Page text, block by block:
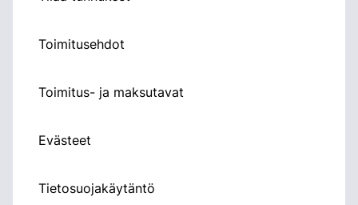
Toimitusehdot
Toimitus- ja maksutavat
Evästeet
Tietosuojakäytäntö